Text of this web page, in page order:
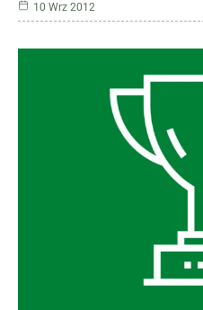
10 Wrz 2012